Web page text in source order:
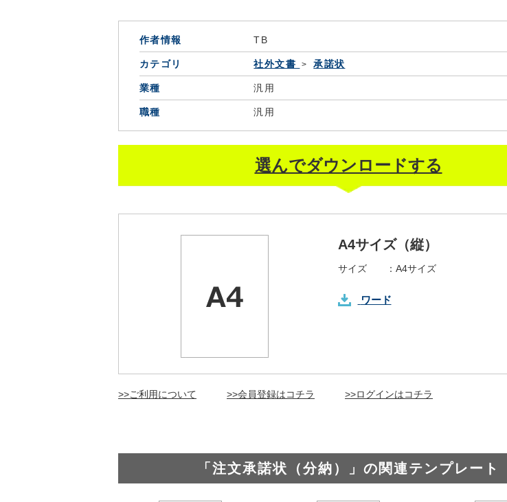
作者情報 TB
カテゴリ 社外文書 承諾状
業種 汎用
職種 汎用
選んでダウンロードする
A4サイズ（縦）
サイズ ： A4サイズ
ワード
>>ご利用について >>会員登録はコチラ >>ログインはコチラ
「注文承諾状（分納）」の関連テンプレート